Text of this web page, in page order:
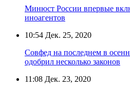
Минюст России впервые
иноагентов
10:54 Дек. 25, 2020
Совфед на последнем в
одобрил несколько законов
11:08 Дек. 23, 2020